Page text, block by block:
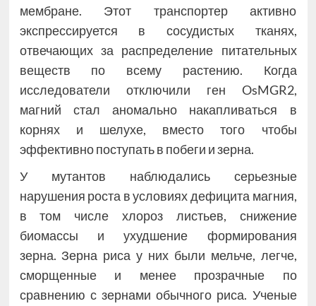
мембране. Этот транспортер активно
экспрессируется в сосудистых тканях,
отвечающих за распределение питательных
веществ по всему растению. Когда
исследователи отключили ген OsMGR2,
магний стал аномально накапливаться в
корнях и шелухе, вместо того чтобы
эффективно поступать в побеги и зерна.
У мутантов наблюдались серьезные
нарушения роста в условиях дефицита магния,
в том числе хлороз листьев, снижение
биомассы и ухудшение формирования
зерна. Зерна риса у них были мельче, легче,
сморщенные и менее прозрачные по
сравнению с зернами обычного риса. Ученые